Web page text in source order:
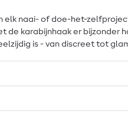
naai- of doe-het-
karabijnhaak er bijzonder
is - van discreet tot